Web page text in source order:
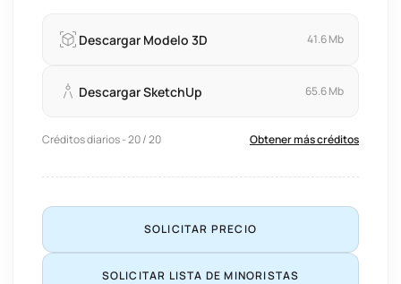
Descargar Modelo 3D 41.6 Mb
Descargar SketchUp 65.6 Mb
Créditos diarios - 20 / 20 Obtener más créditos
SOLICITAR PRECIO
SOLICITAR LISTA DE MINORISTAS